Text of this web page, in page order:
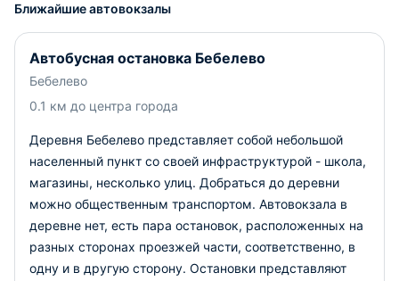
Ближайшие автовокзалы
Автобусная остановка Бебелево
Бебелево
0.1 км до центра города
Деревня Бебелево представляет собой небольшой
населенный пункт со своей инфраструктурой - школа,
магазины, несколько улиц. Добраться до деревни
можно общественным транспортом. Автовокзала в
деревне нет, есть пара остановок, расположенных на
разных сторонах проезжей части, соответственно, в
одну и в другую сторону. Остановки представляют